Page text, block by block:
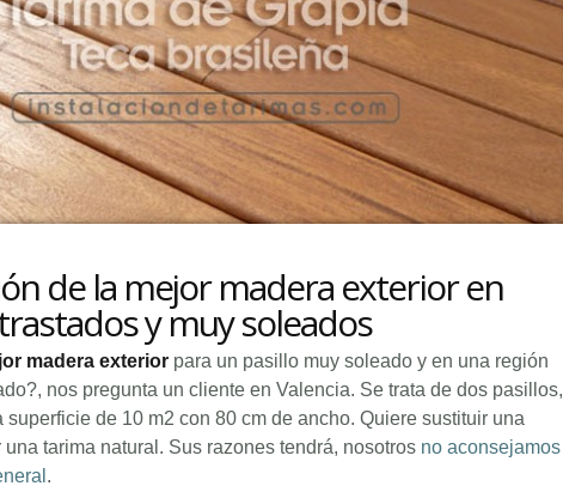
de la mejor madera exterior en
y muy soleados
madera exterior para un pasillo muy soleado y en una región
nos pregunta un cliente en Valencia. Se trata de dos pasillos,
superficie de 10 m2 con 80 cm de ancho. Quiere sustituir una
tarima natural. Sus razones tendrá, nosotros no aconsejamos
.